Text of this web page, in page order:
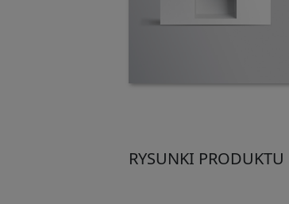
RYSUNKI PRODUKTU